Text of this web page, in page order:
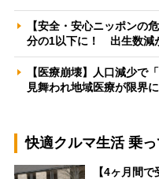
【安全・安心ニッポンの
分の1以下に！ 出生数減
【医療崩壊】人口減少で
見舞われ地域医療が限
快適クルマ生活 乗
【4ヶ月間